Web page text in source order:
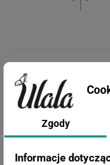
Zgody
Informacje